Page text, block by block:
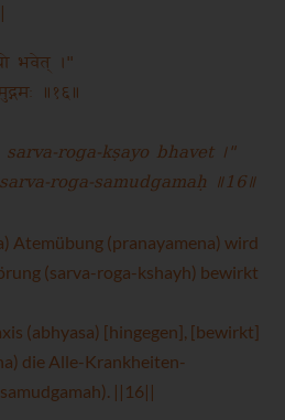
भवेत् ।"
॥१६॥
roga-kṣayo bhavet ।"
roga-samudgamaḥ ॥16॥
Atemübung (pranayamena) wird
(sarva-roga-kshayh) bewirkt
(abhyasa) [hingegen], [bewirkt]
die Alle-Krankheiten-
||16||